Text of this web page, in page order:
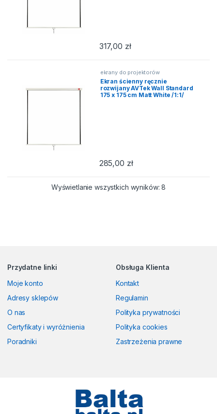
317,00 zł
ekrany do projektorów
Ekran ścienny ręcznie
rozwijany AVTek Wall Standard
175 x 175 cm Matt White /1:1/
285,00 zł
Wyświetlanie wszystkich wyników: 8
Przydatne linki
Moje konto
Adresy sklepów
O nas
Certyfikaty i wyróżnienia
Poradniki
Obsługa Klienta
Kontakt
Regulamin
Polityka prywatności
Polityka cookies
Zastrzeżenia prawne